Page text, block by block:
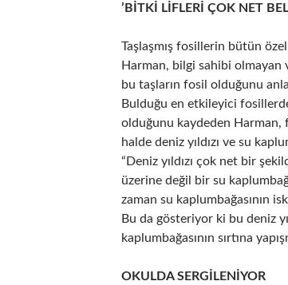
’BİTKİ LİFLERİ ÇOK NET
Taşlaşmış fosillerin bütün
Harman, bilgi sahibi olmayan
bu taşların fosil olduğunu
Bulduğu en etkileyici
olduğunu kaydeden Harman,
halde deniz yıldızı ve su
“Deniz yıldızı çok net bir
üzerine değil bir su
zaman su kaplumbağasının
Bu da gösteriyor ki bu deniz
kaplumbağasının sırtına
OKULDA SERGİLENİYOR